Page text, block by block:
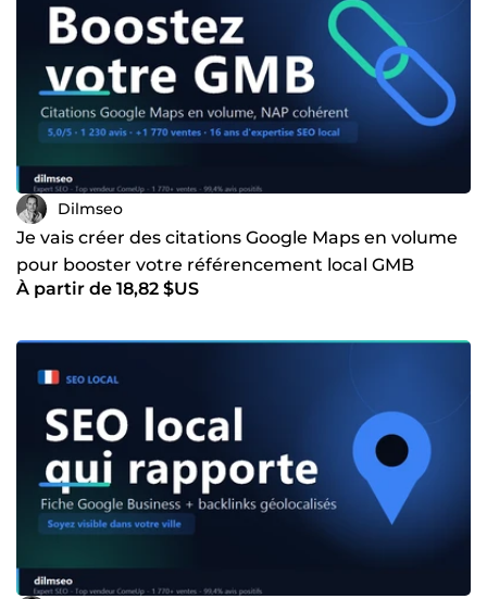
Dilmseo
Je vais créer des citations Google Maps en volume
pour booster votre référencement local GMB
À partir de 18,82 $US